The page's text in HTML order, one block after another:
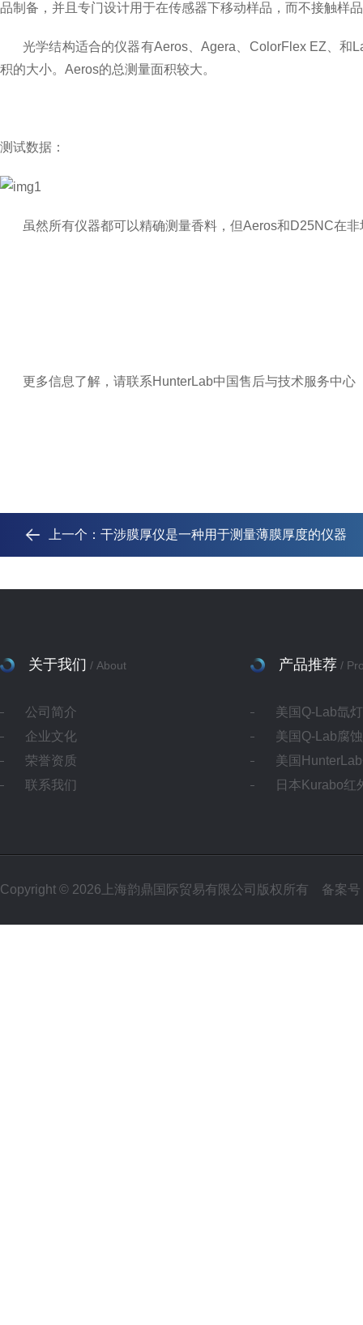
品制备，并且专门设计用于在传感器下移动样品，而不接触样
光学结构适合的仪器有Aeros、Agera ColorFlex EZ 、和
积的大小。 Aeros的总测量面积较大。
测试数据：
虽然所有仪器都可以精确测量香料，但Aeros和D25NC在非
更多信息了解，请联系HunterLab中国售后与技术服务中心
上一个： 干涉膜厚仪是一种用于测量薄膜厚度的仪器
关于我们 / About
公司简介
企业文化
荣誉资质
联系我们
产品推荐 /
美国Q-Lab氙
美国Q-Lab腐
美国
日本Kurabo红
Copyright © 2026上海韵鼎国际贸易有限公司版权所有 备案